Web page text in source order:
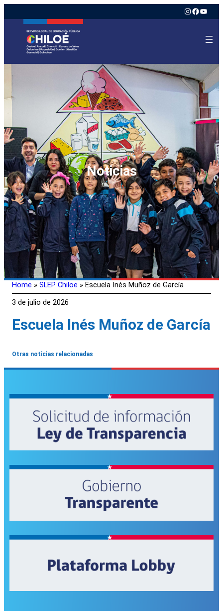
Instagram
Noticias
Home » SLEP Chiloe » Escuela Inés Muñoz de García
3 de julio de 2026
Escuela Inés Muñoz de García
Otras noticias relacionadas